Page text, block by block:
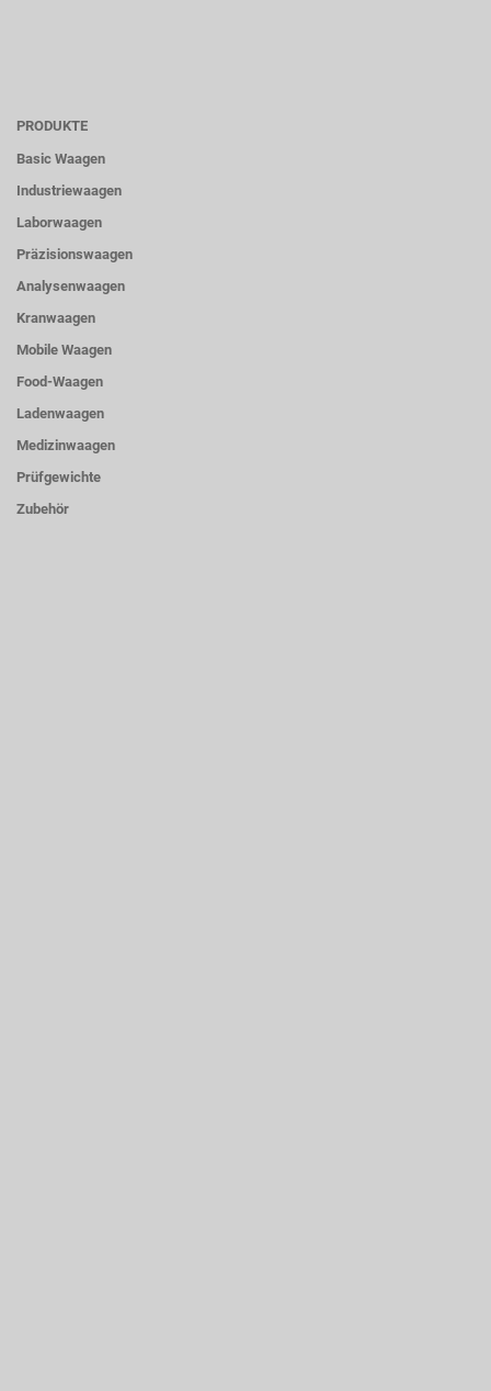
PRODUKTE
Basic Waagen
Industriewaagen
Laborwaagen
Präzisionswaagen
Analysenwaagen
Kranwaagen
Mobile Waagen
Food-Waagen
Ladenwaagen
Medizinwaagen
Prüfgewichte
Zubehör